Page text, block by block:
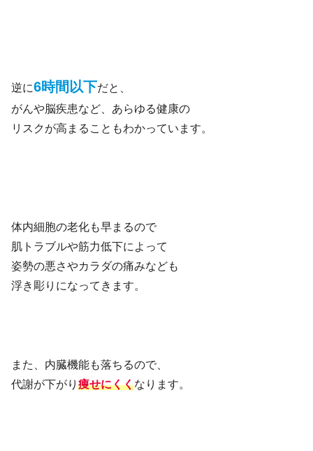
逆に6時間以下だと、
がんや脳疾患など、あらゆる健康の
リスクが高まることもわかっています。
体内細胞の老化も早まるので
肌トラブルや筋力低下によって
姿勢の悪さやカラダの痛みなども
浮き彫りになってきます。
また、内臓機能も落ちるので、
代謝が下がり 痩せにくくなります。